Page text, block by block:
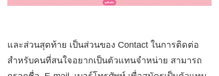
และส่วนสุดท้าย เป็นส่วนของ Contact ในการติดต่อ
สำหรับคนที่สนใจอยากเป็นตัวแทนจำหน่าย สามารถ